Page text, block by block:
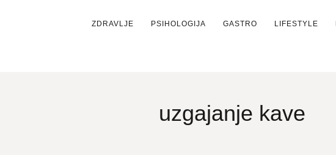
ZDRAVLJE PSIHOLOGIJA GASTRO LIFESTYLE
uzgajanje kave